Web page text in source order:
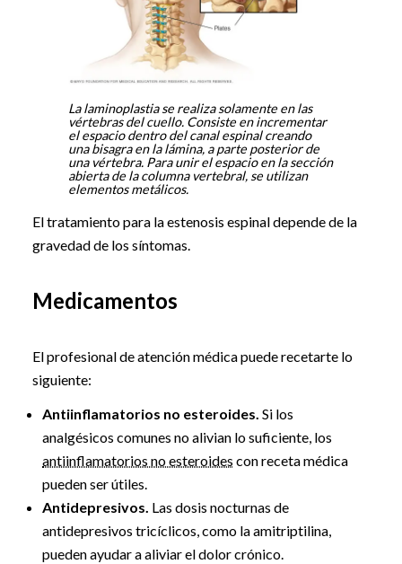
La laminoplastia se realiza solamente en las
vértebras del cuello. Consiste en incrementar
el espacio dentro del canal espinal creando
una bisagra en la lámina, a parte posterior de
una vértebra. Para unir el espacio en la sección
abierta de la columna vertebral, se utilizan
elementos metálicos.
El tratamiento para la estenosis espinal depende de la
gravedad de los síntomas.
Medicamentos
El profesional de atención médica puede recetarte lo
siguiente:
Antiinflamatorios no esteroides.Si los
analgésicos comunes no alivian lo suficiente, los
antiinflamatorios no esteroides con receta médica
pueden ser útiles.
Antidepresivos. Las dosis nocturnas de
antidepresivos tricíclicos, como la amitriptilina,
pueden ayudar a aliviar el dolor crónico.